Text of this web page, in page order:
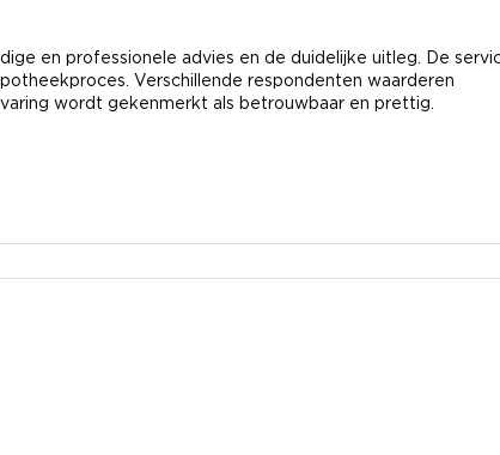
en professionele advies en de duidelijke uitleg. De
Verschillende respondenten waarderen
wordt gekenmerkt als betrouwbaar en prettig.